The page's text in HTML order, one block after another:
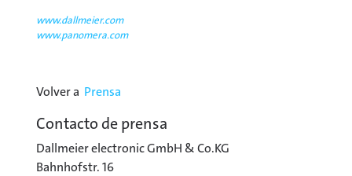
www.dallmeier.com
www.panomera.com
Volver a Prensa
Contacto de prensa
Dallmeier electronic GmbH & Co.KG
Bahnhofstr. 16